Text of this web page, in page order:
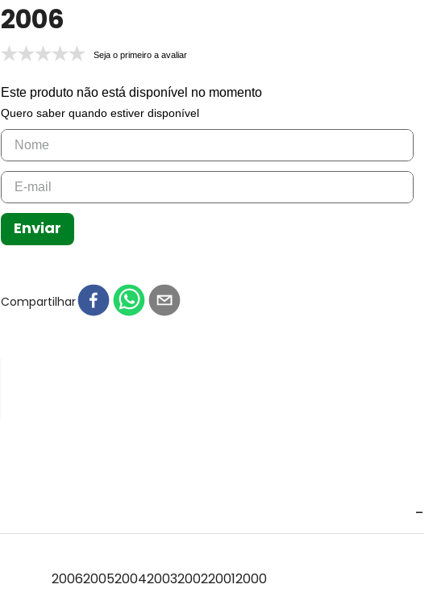
2006
Seja o primeiro a avaliar
Este produto não está disponível no momento
Quero saber quando estiver disponível
Enviar
Compartilhar
2006200520042003200220012000